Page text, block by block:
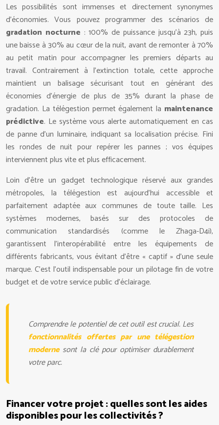
Les possibilités sont immenses et directement synonymes
d’économies. Vous pouvez programmer des scénarios de
gradation nocturne : 100% de puissance jusqu’à 23h, puis
une baisse à 30% au cœur de la nuit, avant de remonter à 70%
au petit matin pour accompagner les premiers départs au
travail. Contrairement à l’extinction totale, cette approche
maintient un balisage sécurisant tout en générant des
économies d’énergie de plus de 35% durant la phase de
gradation. La télégestion permet également la maintenance
prédictive. Le système vous alerte automatiquement en cas
de panne d’un luminaire, indiquant sa localisation précise. Fini
les rondes de nuit pour repérer les pannes ; vos équipes
interviennent plus vite et plus efficacement.
Loin d’être un gadget technologique réservé aux grandes
métropoles, la télégestion est aujourd’hui accessible et
parfaitement adaptée aux communes de toute taille. Les
systèmes modernes, basés sur des protocoles de
communication standardisés (comme le Zhaga-D4i),
garantissent l’interopérabilité entre les équipements de
différents fabricants, vous évitant d’être « captif » d’une seule
marque. C’est l’outil indispensable pour un pilotage fin de votre
budget et de votre service public d’éclairage.
Comprendre le potentiel de cet outil est crucial. Les
fonctionnalités offertes par une télégestion
modernesont la clé pour optimiser durablement
votre parc.
Financer votre projet : quelles sont les aides
disponibles pour les collectivités ?